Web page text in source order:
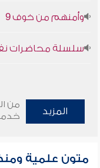
وأمنهم من خوف 9
سلسلة محاضرات
المزيد
من
متون علمية